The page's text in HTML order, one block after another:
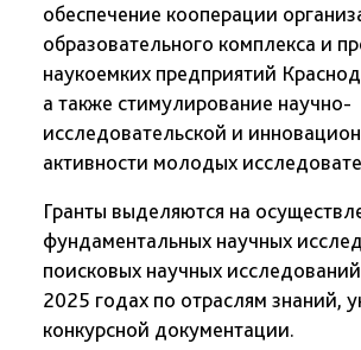
обеспечение кооперации
образовательного комплекса и
наукоемких предприятий
а также стимулирование научно-
исследовательской и
активности молодых
Гранты выделяются на
фундаментальных научных
поисковых научных
2025 годах по отраслям знаний,
конкурсной документации.